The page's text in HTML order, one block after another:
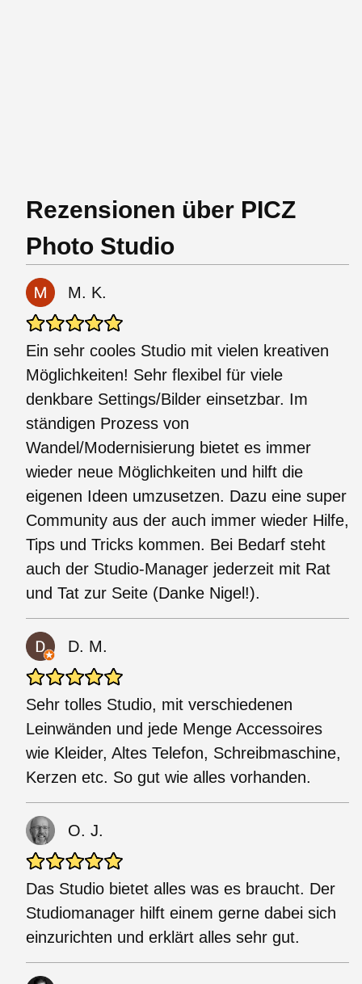
Rezensionen über PICZ
Photo Studio
M. K.
Ein sehr cooles Studio mit vielen kreativen
Möglichkeiten! Sehr flexibel für viele
denkbare Settings/Bilder einsetzbar. Im
ständigen Prozess von
Wandel/Modernisierung bietet es immer
wieder neue Möglichkeiten und hilft die
eigenen Ideen umzusetzen. Dazu eine super
Community aus der auch immer wieder Hilfe,
Tips und Tricks kommen. Bei Bedarf steht
auch der Studio-Manager jederzeit mit Rat
und Tat zur Seite (Danke Nigel!).
D. M.
Sehr tolles Studio, mit verschiedenen
Leinwänden und jede Menge Accessoires
wie Kleider, Altes Telefon, Schreibmaschine,
Kerzen etc. So gut wie alles vorhanden.
O. J.
Das Studio bietet alles was es braucht. Der
Studiomanager hilft einem gerne dabei sich
einzurichten und erklärt alles sehr gut.